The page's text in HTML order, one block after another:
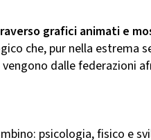
grafici animati e
che, pur nella estrema
dalle federazioni
psicologia, fisico e